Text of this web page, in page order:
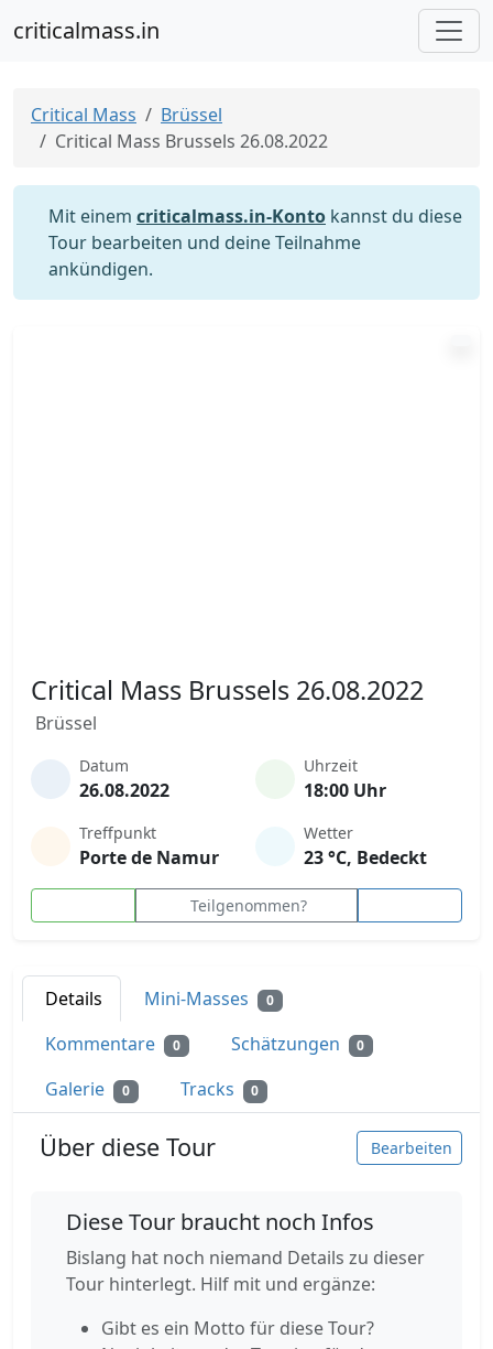
criticalmass.in
Critical Mass
Brüssel
Critical Mass Brussels 26.08.2022
Mit einem criticalmass.in-Konto kannst du diese
Tour bearbeiten und deine Teilnahme
ankündigen.
Critical Mass Brussels 26.08.2022
Brüssel
Datum
26.08.2022
Uhrzeit
18:00 Uhr
Treffpunkt
Porte de Namur
Wetter
23 °C, Bedeckt
Teilgenommen?
Details Mini-Masses 0
Kommentare 0 Schätzungen 0
Galerie 0 Tracks 0
Über diese Tour Bearbeiten
Diese Tour braucht noch Infos
Bislang hat noch niemand Details zu dieser
Tour hinterlegt. Hilf mit und ergänze:
Gibt es ein Motto für diese Tour?